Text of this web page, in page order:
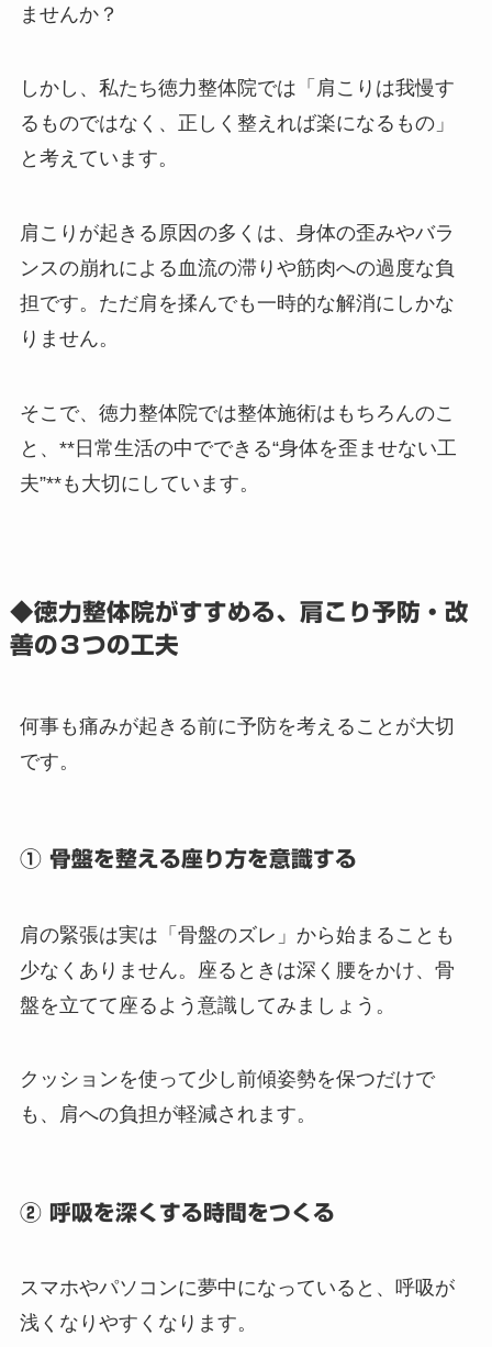
ませんか？
しかし、私たち徳力整体院では「肩こりは我慢す
るものではなく、正しく整えれば楽になるもの」
と考えています。
肩こりが起きる原因の多くは、身体の歪みやバラ
ンスの崩れによる血流の滞りや筋肉への過度な負
担です。ただ肩を揉んでも一時的な解消にしかな
りません。
そこで、徳力整体院では整体施術はもちろんのこ
と、**日常生活の中でできる“身体を歪ませない工
夫”**も大切にしています。
◆徳力整体院がすすめる、肩こり予防・改
善の３つの工夫
何事も痛みが起きる前に予防を考えることが大切
です。
① 骨盤を整える座り方を意識する
肩の緊張は実は「骨盤のズレ」から始まることも
少なくありません。座るときは深く腰をかけ、骨
盤を立てて座るよう意識してみましょう。
クッションを使って少し前傾姿勢を保つだけで
も、肩への負担が軽減されます。
② 呼吸を深くする時間をつくる
スマホやパソコンに夢中になっていると、呼吸が
浅くなりやすくなります。